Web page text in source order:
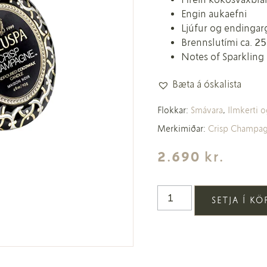
Engin aukaefni
Ljúfur og
Brennslutími ca.
Notes of
Bæta á óskalista
Flokkar: Smávara,
Ilmkerti
Merkimiðar: Crisp
2.690 kr.
SETJA Í